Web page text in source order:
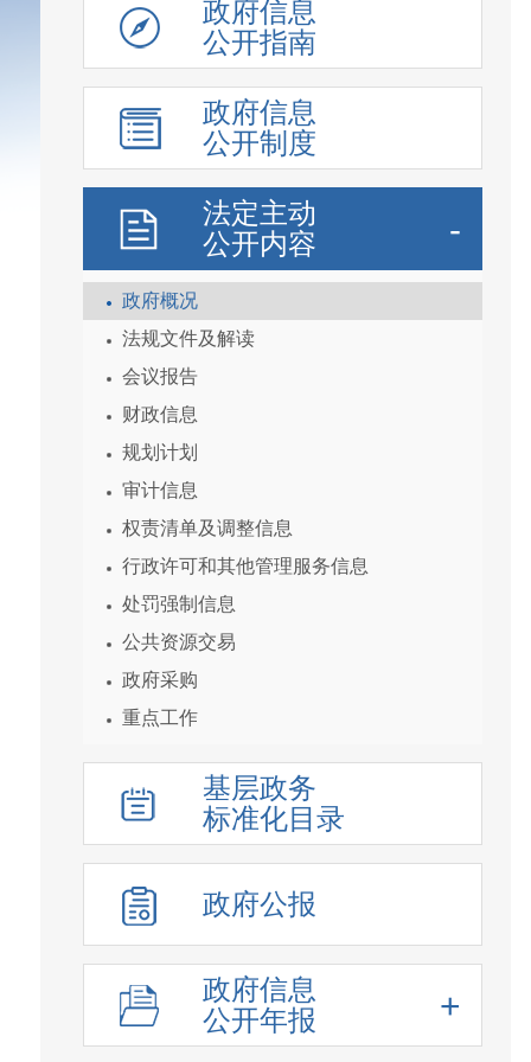
政府信息
公开指南
政府信息
公开制度
法定主动
公开内容
政府概况
法规文件及解读
会议报告
财政信息
规划计划
审计信息
权责清单及调整信息
行政许可和其他管理服务信息
处罚强制信息
公共资源交易
政府采购
重点工作
重大决策预公开
建议提案结果公开
人事信息
重大项目
价格收费
重大民生信息
新闻发布会
基层政务
标准化目录
政府公报
政府信息
公开年报